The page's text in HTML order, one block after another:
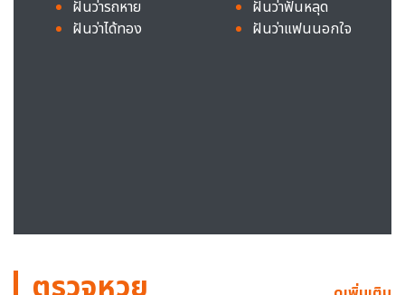
ฝันว่ารถหาย
ฝันว่าได้ทอง
ฝันว่าฟันหลุด
ฝันว่าแฟนนอกใจ